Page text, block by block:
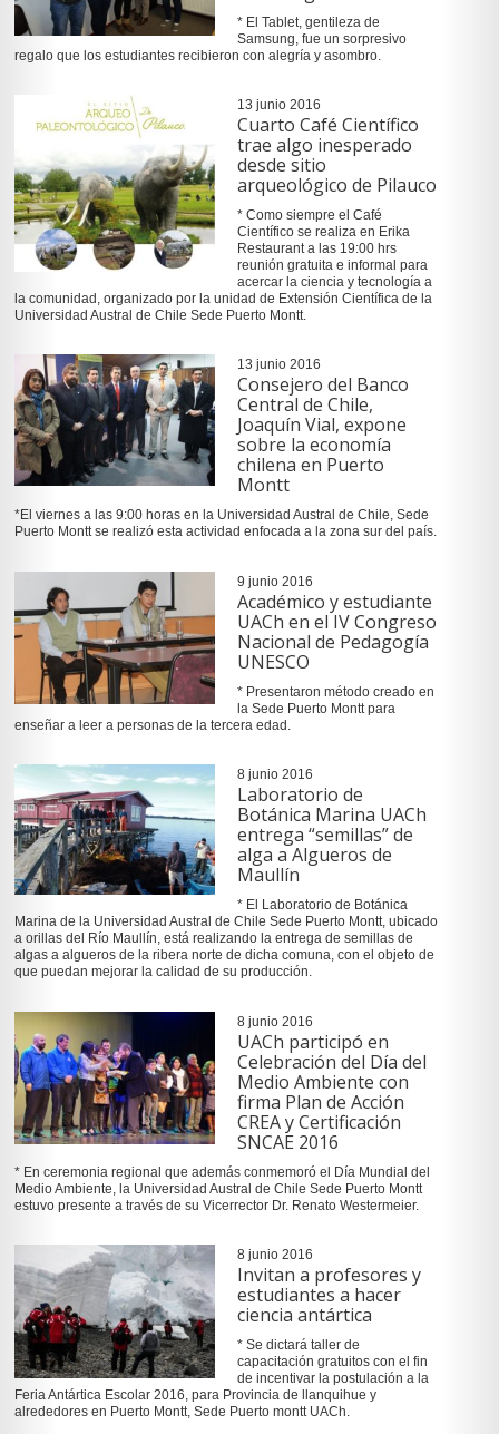
* El Tablet, gentileza de
Samsung, fue un sorpresivo
regalo que los estudiantes recibieron con alegría y asombro.
13 junio 2016
Cuarto Café Científico
trae algo inesperado
desde sitio
arqueológico de Pilauco
* Como siempre el Café
Científico se realiza en Erika
Restaurant a las 19:00 hrs
reunión gratuita e informal para
acercar la ciencia y tecnología a
la comunidad, organizado por la unidad de Extensión Científica de la
Universidad Austral de Chile Sede Puerto Montt.
13 junio 2016
Consejero del Banco
Central de Chile,
Joaquín Vial, expone
sobre la economía
chilena en Puerto
Montt
*El viernes a las 9:00 horas en la Universidad Austral de Chile, Sede
Puerto Montt se realizó esta actividad enfocada a la zona sur del país.
9 junio 2016
Académico y estudiante
UACh en el IV Congreso
Nacional de Pedagogía
UNESCO
* Presentaron método creado en
la Sede Puerto Montt para
enseñar a leer a personas de la tercera edad.
8 junio 2016
Laboratorio de
Botánica Marina UACh
entrega “semillas” de
alga a Algueros de
Maullín
* El Laboratorio de Botánica
Marina de la Universidad Austral de Chile Sede Puerto Montt, ubicado
a orillas del Río Maullín, está realizando la entrega de semillas de
algas a algueros de la ribera norte de dicha comuna, con el objeto de
que puedan mejorar la calidad de su producción.
8 junio 2016
UACh participó en
Celebración del Día del
Medio Ambiente con
firma Plan de Acción
CREA y Certificación
SNCAE 2016
* En ceremonia regional que además conmemoró el Día Mundial del
Medio Ambiente, la Universidad Austral de Chile Sede Puerto Montt
estuvo presente a través de su Vicerrector Dr. Renato Westermeier.
8 junio 2016
Invitan a profesores y
estudiantes a hacer
ciencia antártica
* Se dictará taller de
capacitación gratuitos con el fin
de incentivar la postulación a la
Feria Antártica Escolar 2016, para Provincia de llanquihue y
alrededores en Puerto Montt, Sede Puerto montt UACh.